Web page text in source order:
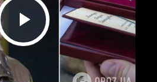
Play Video